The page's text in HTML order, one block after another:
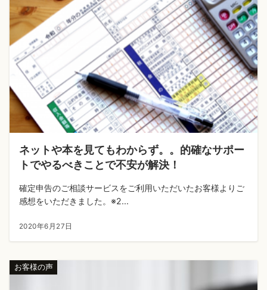
ネットや本を見てもわからず。。的確なサポー
トでやるべきことで不安が解決！
確定申告のご相談サービスをご利用いただいたお客様よりご
感想をいただきました。※2...
2020年6月27日
お客様の声